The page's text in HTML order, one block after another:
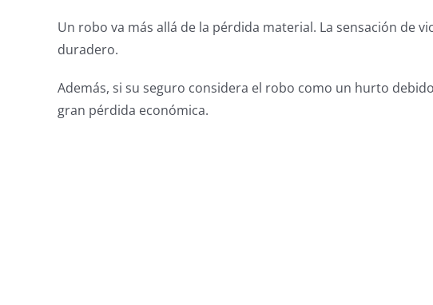
Un robo va más allá de la pérdida material. La sensación de
duradero.
Además, si su seguro considera el robo como un hurto
gran pérdida económica.